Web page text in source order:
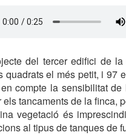
del tercer edifici de
quadrats el més petit, i 97
compte la sensibilitat
els tancaments de la finca,
vegetació és
al tipus de tanques de